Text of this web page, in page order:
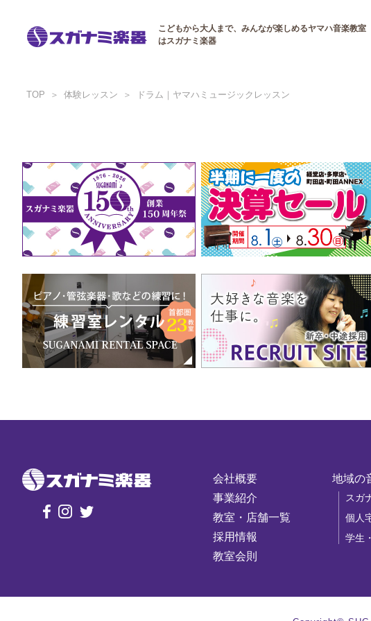
こどもから大人まで、みんなが楽しめるヤマハ音楽教室
はスガナミ楽器
TOP 体験レッスン ドラム｜ヤマハミュージックレッスン
会社概要
事業紹介
教室・店舗一覧
採用情報
教室会則
地域の
スガ
個人
学生